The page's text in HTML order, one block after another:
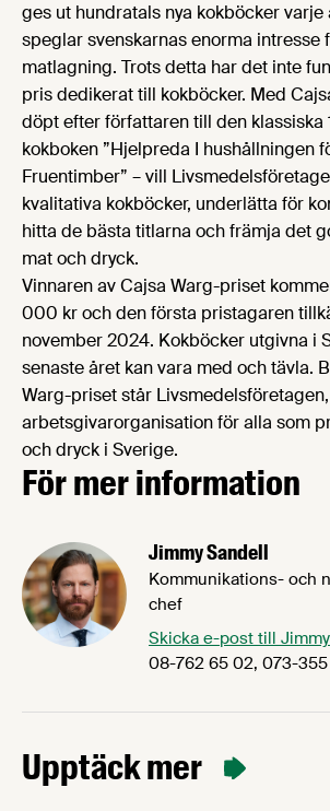
ges ut hundratals nya kokböcker varje
speglar svenskarnas enorma intresse
matlagning. Trots detta har det inte
pris dedikerat till kokböcker. Med
döpt efter författaren till den klassiska
kokboken ”Hjelpreda I hushållningen
Fruentimber” – vill
kvalitativa kokböcker, underlätta för
hitta de bästa titlarna och främja det
mat och dryck.
Vinnaren av Cajsa Warg-priset
000 kr och den första pristagaren
november 2024. Kokböcker utgivna i
senaste året kan vara med och tävla.
Warg-priset står
arbetsgivarorganisation för alla som
och dryck i Sverige.
För mer information
Jimmy Sandell
Kommunikations- och
chef
Skicka e-post till Jimmy
08-762 65 02, 073-
Upptäck mer